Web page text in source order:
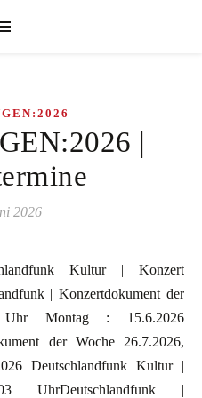
|
2026
| Konzertdokument der
Uhr Montag : 15.6.2026
der Woche 26.7.2026,
Deutschlandfunk Kultur |
UhrDeutschlandfunk |